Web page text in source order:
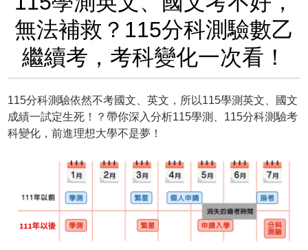
無法補救？115分科測驗數乙
繼續考，考科變化一次看！
115分科測驗依然不考國文、英文，所以115學測英文、國文
成績一試定生死！？帶你深入分析115學測、115分科測驗考
科變化，前進理想大學不是夢！